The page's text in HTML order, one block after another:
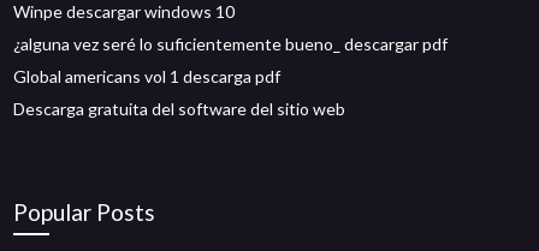
Winpe descargar windows 10
¿alguna vez seré lo suficientemente bueno_ descargar pdf
Global americans vol 1 descarga pdf
Descarga gratuita del software del sitio web
Popular Posts